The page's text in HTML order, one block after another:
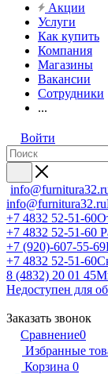
Акции
Услуги
Как купить
Компания
Магазины
Вакансии
Сотрудники
...
Войти
info@furnitura32.ru
+7 4832 52-51-60
+7 4832 52-51-60
+7 (920)-607-55-69
+7 4832 52-51-60
8 (4832) 20 01 45
Недоступен для
Заказать звонок
Сравнение0
Избранные
Корзина 0